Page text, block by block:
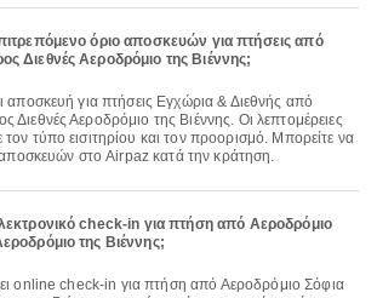
όριο αποσκευών για πτήσεις από
Διεθνές Αεροδρόμιο της Βιέννης;
Διεθνές Αεροδρόμιο της Βιέννης. Οι λεπτομέρειες
τύπο εισιτηρίου και τον προορισμό. Μπορείτε να
αποσκευών στο Airpaz κατά την κράτηση.
check-in για πτήση από Αεροδρόμιο
της Βιέννης;